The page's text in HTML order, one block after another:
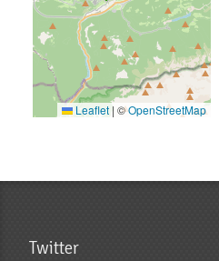
Leaflet | ©OpenStreetMap
Twitter